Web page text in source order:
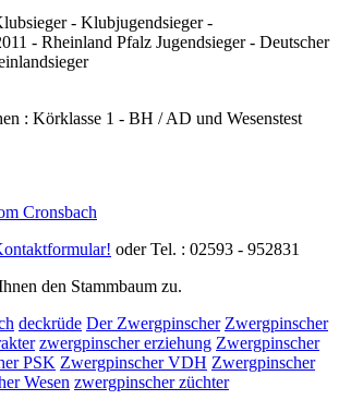
- Klubjugendsieger -
- Rheinland Pfalz Jugendsieger - Deutscher
: Körklasse 1 - BH / AD und Wesenstest
Cronsbach
oder Tel. : 02593 - 952831
den Stammbaum zu.
deckrüde Der Zwergpinscher Zwergpinscher
zwergpinscher erziehung Zwergpinscher
PSK Zwergpinscher VDH Zwergpinscher
Wesen zwergpinscher züchter